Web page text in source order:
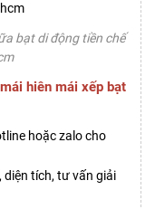
bạt di động tiền chế
hiên mái xếp bạt
hoặc zalo cho
diện tích, tư vấn giải